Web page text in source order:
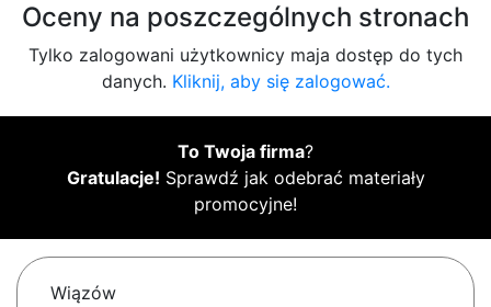
Oceny na poszczególnych stronach
Tylko zalogowani użytkownicy maja dostęp do tych
danych. Kliknij, aby się zalogować.
To Twoja firma?
Gratulacje! Sprawdź jak odebrać materiały
promocyjne!
Wiązów